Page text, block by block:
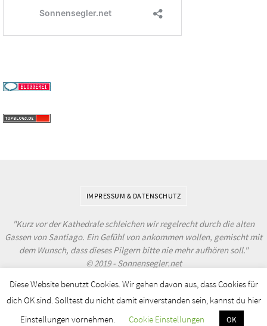
IMPRESSUM & DATENSCHUTZ
"Kurz vor der Kathedrale schleichen wir regelrecht durch die alten
Gassen von Santiago. Ein Gefühl von ankommen wollen, gemischt mit
dem Wunsch, dass dieses Pilgern bitte nie mehr aufhören soll."
© 2019 - Sonnensegler.net
Powered byNirvana&WordPress.
Diese Website benutzt Cookies. Wir gehen davon aus, dass Cookies für
dich OK sind. Solltest du nicht damit einverstanden sein, kannst du hier
Einstellungen vornehmen.
Cookie Einstellungen OK